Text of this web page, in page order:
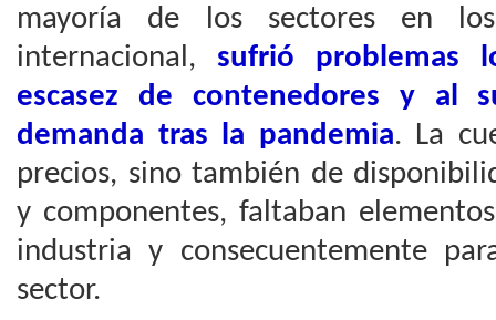
mayoría de los sectores en
internacional, sufrió problemas
escasez de contenedores y al
demanda tras la pandemia. La
precios, sino también de
y componentes, faltaban
industria y consecuentemente
sector.